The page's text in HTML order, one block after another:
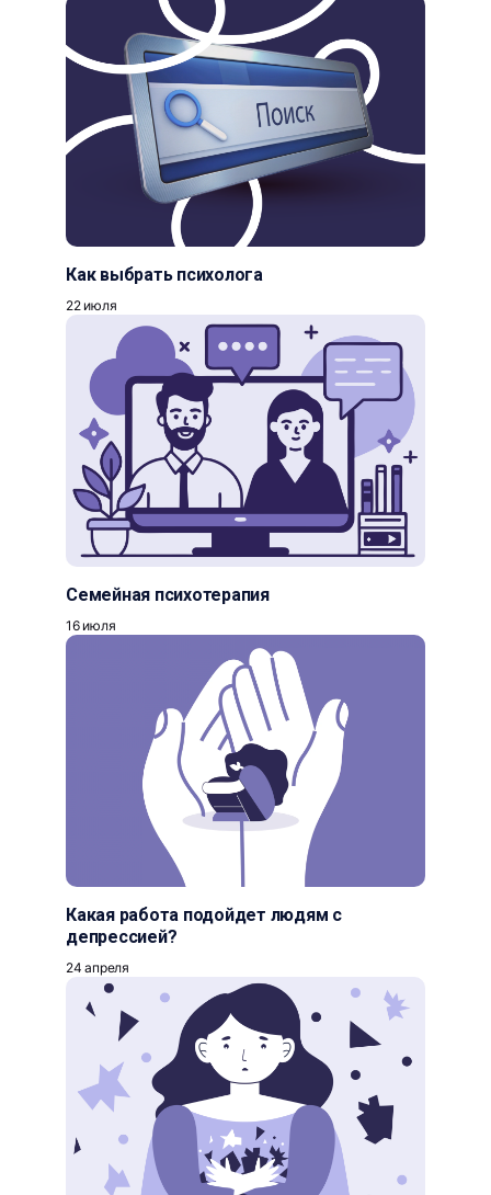
Как выбрать психолога
22 июля
Семейная психотерапия
16 июля
Какая работа подойдет людям с
депрессией?
24 апреля